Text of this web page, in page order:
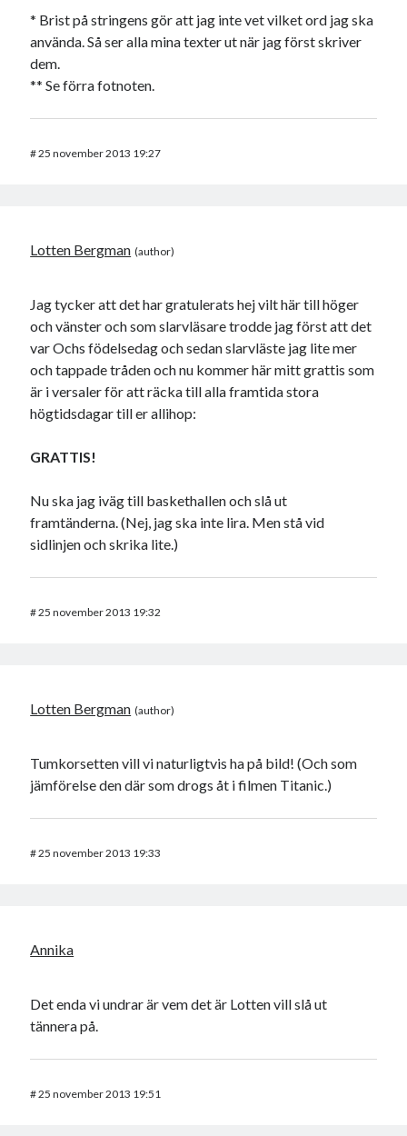
* Brist på stringens gör att jag inte vet vilket ord jag ska
använda. Så ser alla mina texter ut när jag först skriver
dem.
** Se förra fotnoten.
#25 november 2013 19:27
Lotten Bergman
Jag tycker att det har gratulerats hej vilt här till höger
och vänster och som slarvläsare trodde jag först att det
var Ochs födelsedag och sedan slarvläste jag lite mer
och tappade tråden och nu kommer här mitt grattis som
är i versaler för att räcka till alla framtida stora
högtidsdagar till er allihop:
GRATTIS!
Nu ska jag iväg till baskethallen och slå ut
framtänderna. (Nej, jag ska inte lira. Men stå vid
sidlinjen och skrika lite.)
#25 november 2013 19:32
Lotten Bergman
Tumkorsetten vill vi naturligtvis ha på bild! (Och som
jämförelse den där som drogs åt i filmen Titanic.)
#25 november 2013 19:33
Annika
Det enda vi undrar är vem det är Lotten vill slå ut
tännera på.
#25 november 2013 19:51